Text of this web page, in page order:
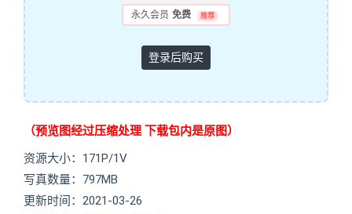
永久会员 免费 推荐
登录后购买
（预览图经过压缩处理 下载包内是原图）
资源大小：171P/1V
写真数量：797MB
更新时间：2021-03-26